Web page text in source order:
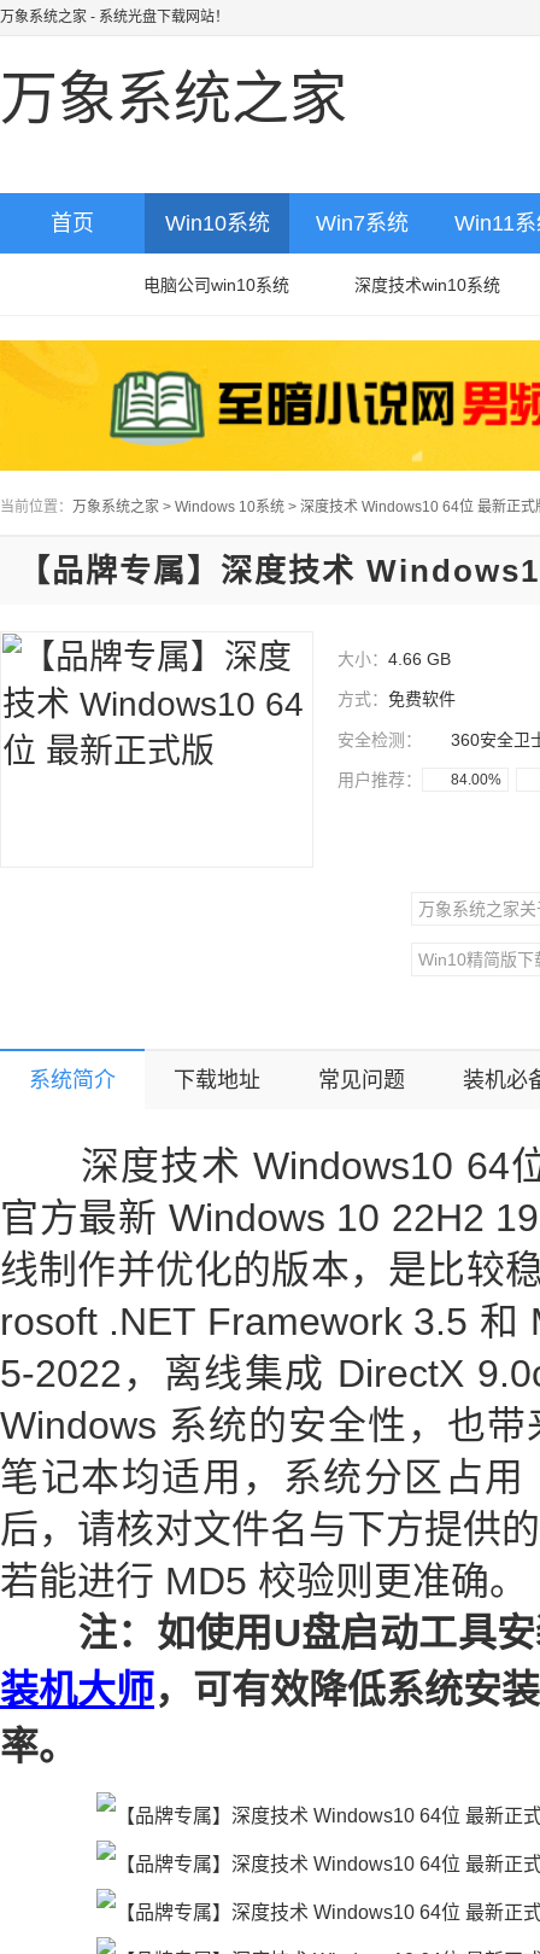
万象系统之家 - 系统光盘下载网站！
万象系统之家
首页 Win10系统 Win7系统 Win11
电脑公司win10系统 深度技术win10系统
当前位置： 万象系统之家 > Windows 10系统 > 深度技术 Windows10 64位 最新正式
【品牌专属】深度技术
大小： 4.66 GB
方式： 免费软件
安全检测： 360安全卫
用户推荐： 84.00%
万象系统之家
Win10精简版下
系统简介 下载地址 常见问题 装机必
深度技术 Windows10 64
官方最新 Windows 10 22H2
线制作并优化的版本，是比较
rosoft .NET Framework 3.5 和
5-2022，离线集成 DirectX
Windows 系统的安全性，也
笔记本均适用，系统分区占
后，请核对文件名与下方提供
若能进行 MD5 校验则更准确。
注：如使用U盘启动工具安
装机大师，可有效降低系统安
率。